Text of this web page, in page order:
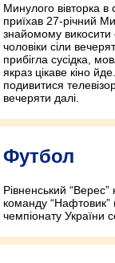
Минулого вівторка в
приїхав 27-річний
знайомому викосити
чоловіки сіли
прибігла сусідка,
якраз цікаве кіно
подивитися
вечеряти далі.
Футбол
Рівненський “Верес”
команду “Нафтовик”
чемпіонату України